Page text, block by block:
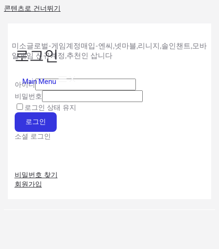
콘텐츠로 건너뛰기
미소글로벌-게임계정매입-엔씨,넷마블,리니지,솔인챈트,모바
일게임 신규계정,추천인 삽니다
Main Menu
로그인
아이디
비밀번호
로그인 상태 유지
로그인
소셜 로그인
비밀번호 찾기
회원가입